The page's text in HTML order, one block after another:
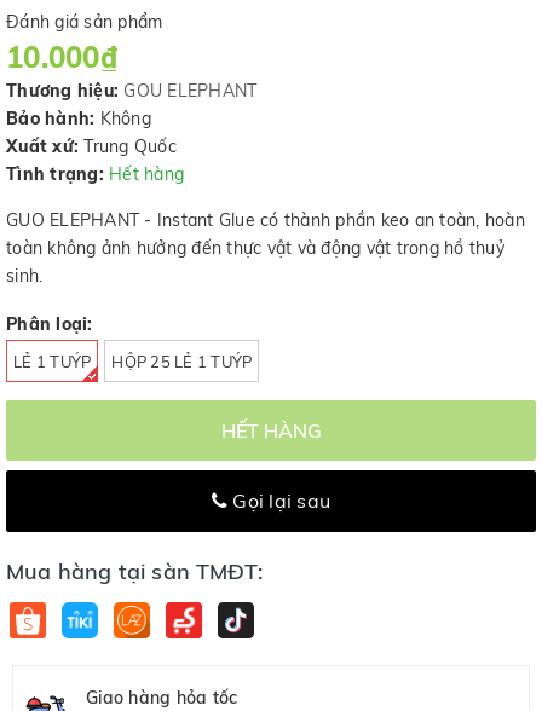
Đánh giá sản phẩm
10.000₫
Thương hiệu: GOU ELEPHANT
Bảo hành: Không
Xuất xứ: Trung Quốc
Tình trạng: Hết hàng
GUO ELEPHANT - Instant Glue có thành phần keo an toàn, hoàn
toàn không ảnh hưởng đến thực vật và động vật trong hồ thuỷ
sinh.
Phân loại:
LẺ 1 TUÝP HỘP 25 LẺ 1 TUÝP
HẾT HÀNG
Gọi lại sau
Mua hàng tại sàn TMĐT:
Giao hàng hỏa tốc